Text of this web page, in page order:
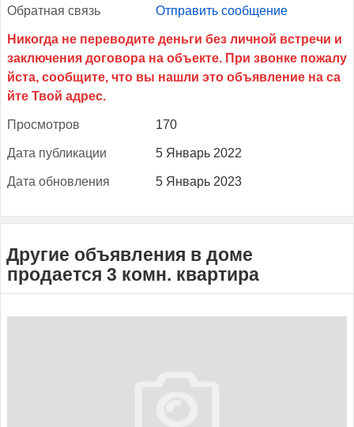
Об­ратная связь Отправить сообщение
Прос­мотров 170
Да­та пуб­ли­кации 5 Январь 2022
Да­та об­новле­ния 5 Январь 2023
Другие объявления в доме
продается 3 комн. квартира